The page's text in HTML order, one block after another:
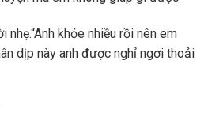
khỏe nhiều rồi nên em
dịp này anh được nghỉ ngơi thoải